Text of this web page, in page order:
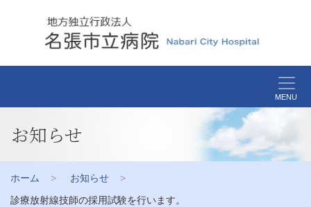
MENU
お知らせ
ホーム
お知らせ
診療放射線技師の採用試験を行います。